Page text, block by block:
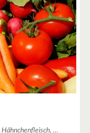
Hähnchenfleisch, …
4